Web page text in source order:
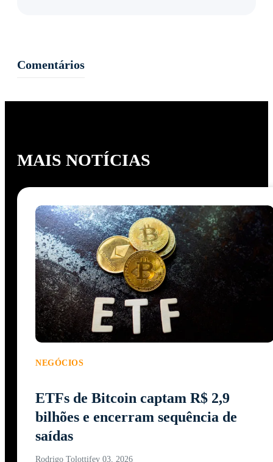
Comentários
MAIS NOTÍCIAS
NEGÓCIOS
ETFs de Bitcoin captam R$ 2,9
bilhões e encerram sequência de
saídas
Rodrigo Tolottifev 03, 2026